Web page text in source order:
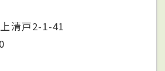
清戸2-1-41